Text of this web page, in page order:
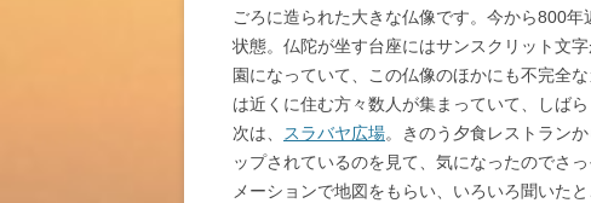
ごろに造られた大きな仏像です。今から800
状態。仏陀が坐す台座にはサンスクリット文
園になっていて、この仏像のほかにも不完全
は近くに住む方々数人が集まっていて、しばら
次は、
スラバヤ広場。きのう夕食レストラン
ップされているのを見て、気になったのでさ
メーションで地図をもらい、いろいろ聞いた